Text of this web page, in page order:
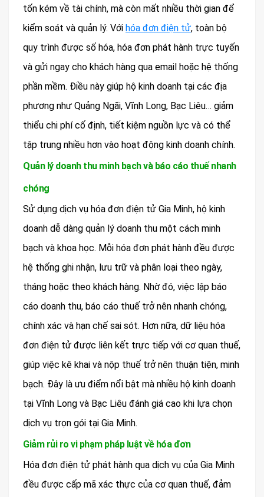
tốn kém về tài chính, mà còn mất nhiều thời gian để
kiểm soát và quản lý. Với hóa đơn điện tử, toàn bộ
quy trình được số hóa, hóa đơn phát hành trực tuyến
và gửi ngay cho khách hàng qua email hoặc hệ thống
phần mềm. Điều này giúp hộ kinh doanh tại các địa
phương như Quảng Ngãi, Vĩnh Long, Bạc Liêu… giảm
thiểu chi phí cố định, tiết kiệm nguồn lực và có thể
tập trung nhiều hơn vào hoạt động kinh doanh chính.
Quản lý doanh thu minh bạch và báo cáo thuế nhanh
chóng
Sử dụng dịch vụ hóa đơn điện tử Gia Minh, hộ kinh
doanh dễ dàng quản lý doanh thu một cách minh
bạch và khoa học. Mỗi hóa đơn phát hành đều được
hệ thống ghi nhận, lưu trữ và phân loại theo ngày,
tháng hoặc theo khách hàng. Nhờ đó, việc lập báo
cáo doanh thu, báo cáo thuế trở nên nhanh chóng,
chính xác và hạn chế sai sót. Hơn nữa, dữ liệu hóa
đơn điện tử được liên kết trực tiếp với cơ quan thuế,
giúp việc kê khai và nộp thuế trở nên thuận tiện, minh
bạch. Đây là ưu điểm nổi bật mà nhiều hộ kinh doanh
tại Vĩnh Long và Bạc Liêu đánh giá cao khi lựa chọn
dịch vụ trọn gói tại Gia Minh.
Giảm rủi ro vi phạm pháp luật về hóa đơn
Hóa đơn điện tử phát hành qua dịch vụ của Gia Minh
đều được cấp mã xác thực của cơ quan thuế, đảm